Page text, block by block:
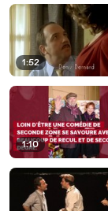
1:52
1:10